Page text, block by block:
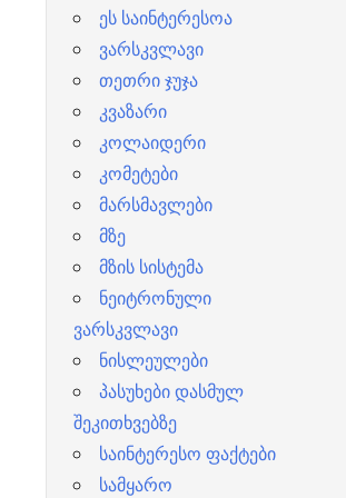
ეს საინტერესოა
ვარსკვლავი
თეთრი ჯუჯა
კვაზარი
კოლაიდერი
კომეტები
მარსმავლები
მზე
მზის სისტემა
ნეიტრონული
ვარსკვლავი
ნისლეულები
პასუხები დასმულ
შეკითხვებზე
საინტერესო ფაქტები
სამყარო